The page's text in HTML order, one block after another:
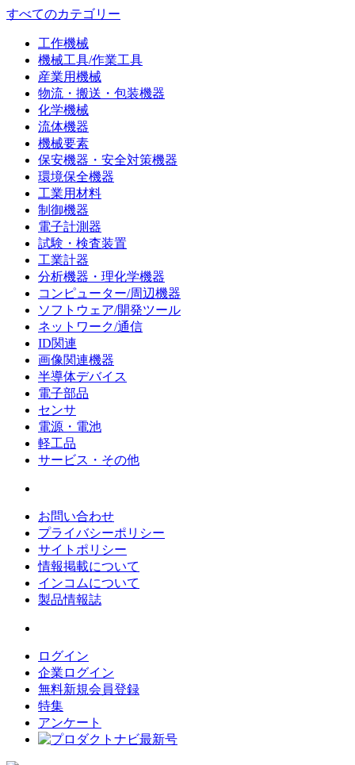
すべてのカテゴリー
工作機械
機械工具/作業工具
産業用機械
物流・搬送・包装機器
化学機械
流体機器
機械要素
保安機器・安全対策機器
環境保全機器
工業用材料
制御機器
電子計測器
試験・検査装置
工業計器
分析機器・理化学機器
コンピューター/周辺機器
ソフトウェア/開発ツール
ネットワーク/通信
ID関連
画像関連機器
半導体デバイス
電子部品
センサ
電源・電池
軽工品
サービス・その他
お問い合わせ
プライバシーポリシー
サイトポリシー
情報掲載について
インコムについて
製品情報誌
ログイン
企業ログイン
無料新規会員登録
特集
アンケート